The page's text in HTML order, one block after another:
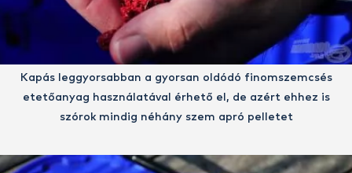
Kapás leggyorsabban a gyorsan oldódó finomszemcsés
etetőanyag használatával érhető el, de azért ehhez is
szórok mindig néhány szem apró pelletet